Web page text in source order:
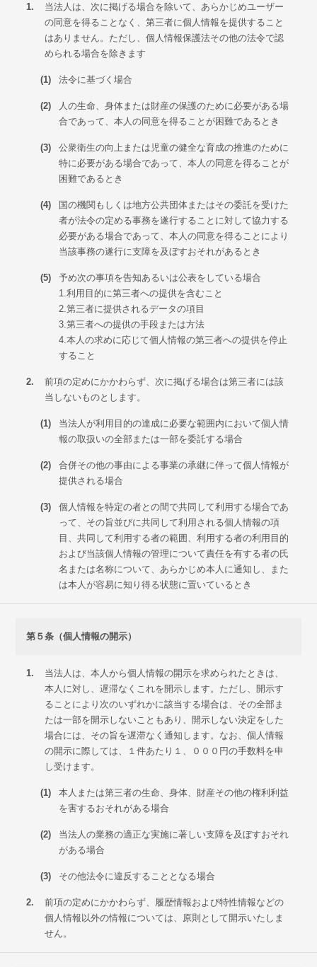
1.
当法人は、次に掲げる場合を除いて、あらかじめユーザー
の同意を得ることなく、第三者に個人情報を提供すること
はありません。ただし、個人情報保護法その他の法令で認
められる場合を除きます
(1) 法令に基づく場合
(2)
人の生命、身体または財産の保護のために必要がある場
合であって、本人の同意を得ることが困難であるとき
(3)
公衆衛生の向上または児童の健全な育成の推進のために
特に必要がある場合であって、本人の同意を得ることが
困難であるとき
(4)
国の機関もしくは地方公共団体またはその委託を受けた
者が法令の定める事務を遂行することに対して協力する
必要がある場合であって、本人の同意を得ることにより
当該事務の遂行に支障を及ぼすおそれがあるとき
(5)
予め次の事項を告知あるいは公表をしている場合
1.利用目的に第三者への提供を含むこと
2.第三者に提供されるデータの項目
3.第三者への提供の手段または方法
4.本人の求めに応じて個人情報の第三者への提供を停止
すること
2.
前項の定めにかかわらず、次に掲げる場合は第三者には該
当しないものとします。
(1)
当法人が利用目的の達成に必要な範囲内において個人情
報の取扱いの全部または一部を委託する場合
(2)
合併その他の事由による事業の承継に伴って個人情報が
提供される場合
(3)
個人情報を特定の者との間で共同して利用する場合であ
って、その旨並びに共同して利用される個人情報の項
目、共同して利用する者の範囲、利用する者の利用目的
および当該個人情報の管理について責任を有する者の氏
名または名称について、あらかじめ本人に通知し、また
は本人が容易に知り得る状態に置いているとき
第５条（個人情報の開示）
1.
当法人は、本人から個人情報の開示を求められたときは、
本人に対し、遅滞なくこれを開示します。ただし、開示す
ることにより次のいずれかに該当する場合は、その全部ま
たは一部を開示しないこともあり、開示しない決定をした
場合には、その旨を遅滞なく通知します。なお、個人情報
の開示に際しては、１件あたり１、０００円の手数料を申
し受けます。
(1)
本人または第三者の生命、身体、財産その他の権利利益
を害するおそれがある場合
(2)
当法人の業務の適正な実施に著しい支障を及ぼすおそれ
がある場合
(3) その他法令に違反することとなる場合
2.
前項の定めにかかわらず、履歴情報および特性情報などの
個人情報以外の情報については、原則として開示いたしま
せん。